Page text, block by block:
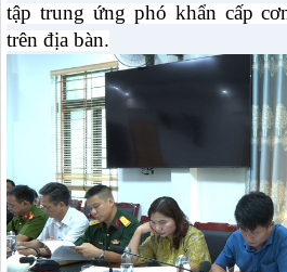
tập trung ứng phó khẩn cấp
trên địa bàn.